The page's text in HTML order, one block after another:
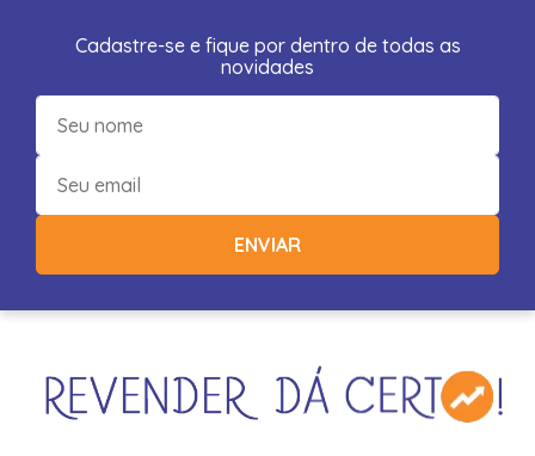
Cadastre-se e fique por dentro de todas as
novidades
ENVIAR